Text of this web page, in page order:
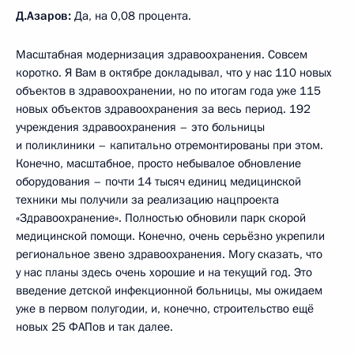
Д.Азаров: Да, на 0,08 процента.
Масштабная модернизация здравоохранения. Совсем
коротко. Я Вам в октябре докладывал, что у нас 110 новых
объектов в здравоохранении, но по итогам года уже 115
новых объектов здравоохранения за весь период. 192
учреждения здравоохранения – это больницы
и поликлиники – капитально отремонтированы при этом.
Конечно, масштабное, просто небывалое обновление
оборудования – почти 14 тысяч единиц медицинской
техники мы получили за реализацию нацпроекта
«Здравоохранение». Полностью обновили парк скорой
медицинской помощи. Конечно, очень серьёзно укрепили
региональное звено здравоохранения. Могу сказать, что
у нас планы здесь очень хорошие и на текущий год. Это
введение детской инфекционной больницы, мы ожидаем
уже в первом полугодии, и, конечно, строительство ещё
новых 25 ФАПов и так далее.